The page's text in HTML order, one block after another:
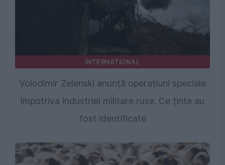
INTERNATIONAL
Volodimir Zelenski anunță operațiuni speciale
împotriva industriei militare ruse. Ce ținte au
fost identificate